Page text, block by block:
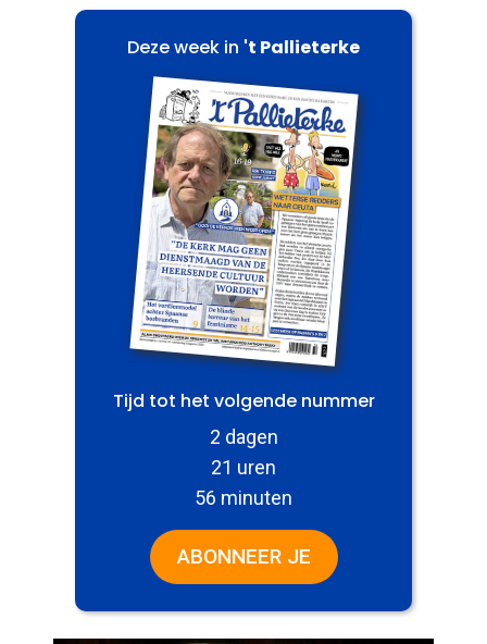
Deze week in 't Pallieterke
Tijd tot het volgende nummer
2 dagen
21 uren
56 minuten
ABONNEER JE